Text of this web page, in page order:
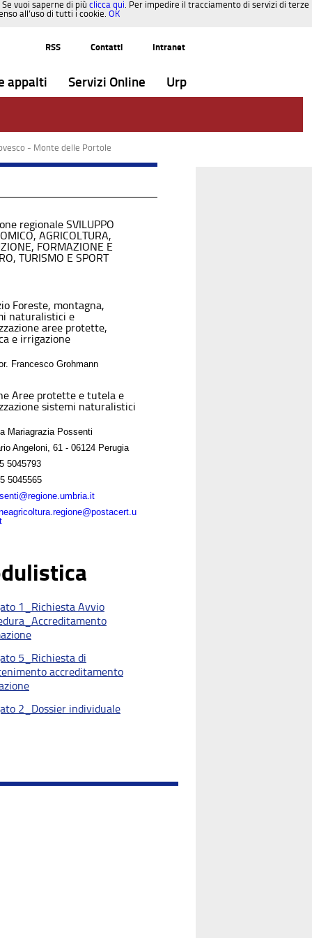
vuoi saperne di più clicca qui. Per impedire il tracciamento di servizi di terze
all’uso di tutti i cookie. OK
RSS Contatti Intranet
appalti Servizi Online Urp
- Monte delle Portole
regionale SVILUPPO
AGRICOLTURA,
FORMAZIONE E
TURISMO E SPORT
Foreste, montagna,
naturalistici e
aree protette,
e irrigazione
Francesco Grohmann
Aree protette e tutela e
sistemi naturalistici
Mariagrazia Possenti
Angeloni, 61 - 06124 Perugia
5045793
5045565
1_Richiesta Avvio
5_Richiesta di
accreditamento
2_Dossier individuale